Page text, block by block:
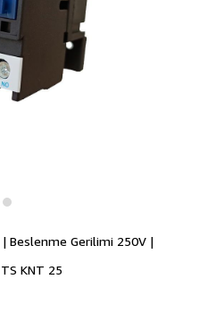
Beslenme Gerilimi 250V |
KNT 25